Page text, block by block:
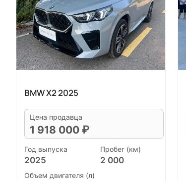
BMW X2 2025
Цена продавца
1 918 000 ₽
Год выпуска
2025
Пробег (км)
2 000
Объем двигателя (л)